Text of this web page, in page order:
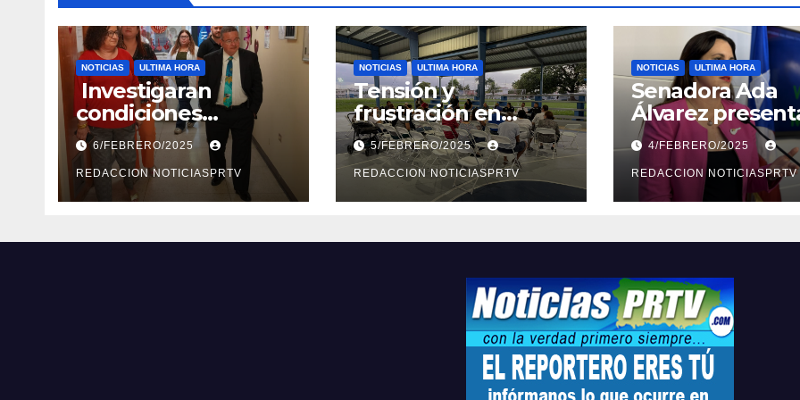
NOTICIAS ULTIMA HORA
Investigaran
condiciones
deplorables de las
facilidades el
Departamento de la
Salud en Mayagüez
6/FEBRERO/2025
REDACCION NOTICIASPRTV
NOTICIAS ULTIMA HORA
Tensión y
frustración en
reunión sobre
seguridad en
Reparto
Metropolitano
5/FEBRERO/2025
REDACCION NOTICIASPRTV
NOTICIAS ULTIMA HORA
Senadora Ada
Álvarez
medidas ante la
violencia en el
noviazgo
4/FEBRERO/2025
REDACCION NOTICIASPRTV